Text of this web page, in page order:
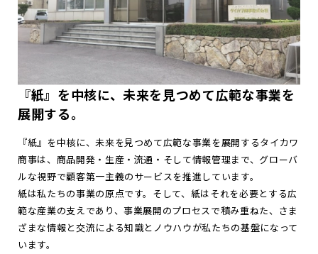
『紙』を中核に、未来を見つめて広範な事業を
展開する。
『紙』を中核に、未来を見つめて広範な事業を展開するタイカワ
商事は、商品開発・生産・流通・そして情報管理まで、グローバ
ルな視野で顧客第一主義のサービスを推進しています。
紙は私たちの事業の原点です。そして、紙はそれを必要とする広
範な産業の支えであり、事業展開のプロセスで積み重ねた、さま
ざまな情報と交流による知識とノウハウが私たちの基盤になって
います。